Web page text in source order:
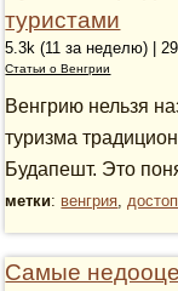
туристами
5.3k (11 за неделю) |
Статьи о Венгрии
Венгрию нельзя
туризма
Будапешт. Это
метки: венгрия,
Самые